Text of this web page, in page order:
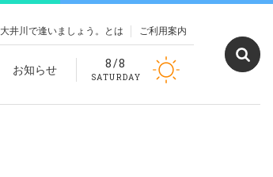
大井川で逢いましょう。とは ご利用案内
お知らせ 8/8
SATURDAY